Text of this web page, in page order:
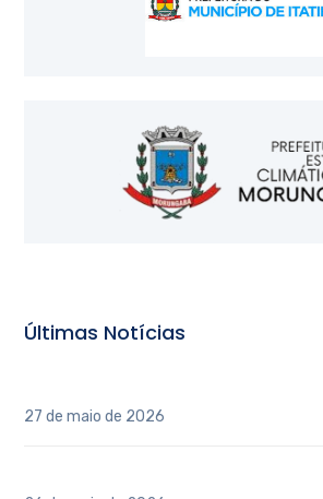
Últimas Notícias
27 de maio de 2026